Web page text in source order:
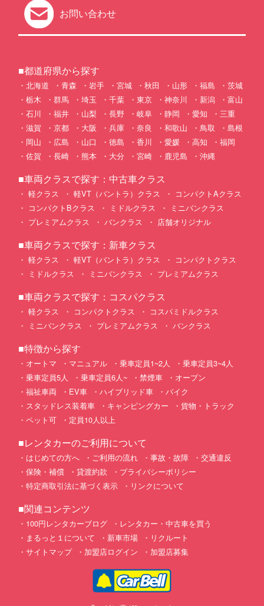
お問い合わせ
■都道府県から探す
北海道 青森 岩手 宮城 秋田 山形 福島
茨城
栃木
群馬 埼玉 千葉 東京 神奈川 新潟
富山
石川
福井 山梨 長野 岐阜 静岡 愛知
三重
滋賀
京都 大阪 兵庫 奈良 和歌山 鳥取
島根
岡山
広島 山口 徳島 香川 愛媛 高知
福岡
佐賀
長崎 熊本 大分 宮崎 鹿児島 沖縄
■車両クラスで探す：中古車クラス
軽クラス 軽VT（バントラ）クラス
コンパクトAクラス
コンパクトBクラス
ミドルクラス
ミニバンクラス
プレミアムクラス
バンクラス 店舗オリジナル
■車両クラスで探す：新車クラス
軽クラス 軽VT（バントラ）クラス
コンパクトクラス
ミドルクラス
ミニバンクラス プレミアムクラス
■車両クラスで探す：コスパクラス
軽クラス コンパクトクラス
コスパミドルクラス
ミニバンクラス
プレミアムクラス バンクラス
■特徴から探す
オートマ マニュアル 乗車定員1~2人
乗車定員3~4人
乗車定員5人
乗車定員6人~ 禁煙車
オープン
福祉車両
EV車 ハイブリッド車
バイク
スタッドレス装着車
キャンピングカー
貨物・トラック
ペット可
定員10人以上
■レンタカーのご利用について
はじめての方へ ご利用の流れ 事故・故障
交通違反
保険・補償
貸渡約款
プライバシーポリシー
特定商取引法に基づく表示
リンクについて
■関連コンテンツ
100円レンタカーブログ
レンタカー・中古車を買う
まるっと１について
新車市場
リクルート
サイトマップ
加盟店ログイン 加盟店募集